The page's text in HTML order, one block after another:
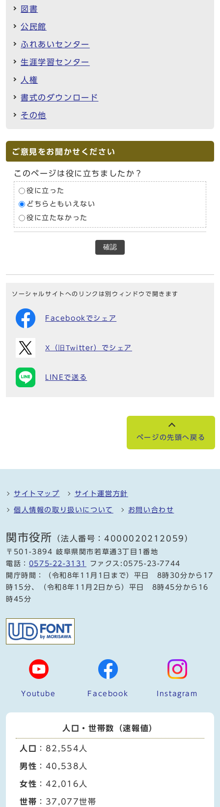
図書
公民館
ふれあいセンター
生涯学習センター
人権
書式のダウンロード
その他
ご意見をお聞かせください
このページは役に立ちましたか？
役に立った
どちらともいえない
役に立たなかった
確認
ソーシャルサイトへのリンクは別ウィンドウで開きます
Facebookでシェア
X（旧Twitter）でシェア
LINEで送る
ページの先頭へ戻る
サイトマップ サイト運営方針
個人情報の取り扱いについて お問い合わせ
関市役所 （法人番号：4000020212059）
〒501-3894 岐阜県関市若草通3丁目1番地
電話： 0575-22-3131
ファクス:0575-23-7744
開庁時間：（令和8年11月1日まで）平日 8時30分から17
時15分、（令和8年11月2日から）平日 8時45分から16
時45分
Youtube Facebook Instagram
人口・世帯数（速報値）
人口 ：82,554人
男性 ：40,538人
女性 ：42,016人
世帯 ：37,077世帯